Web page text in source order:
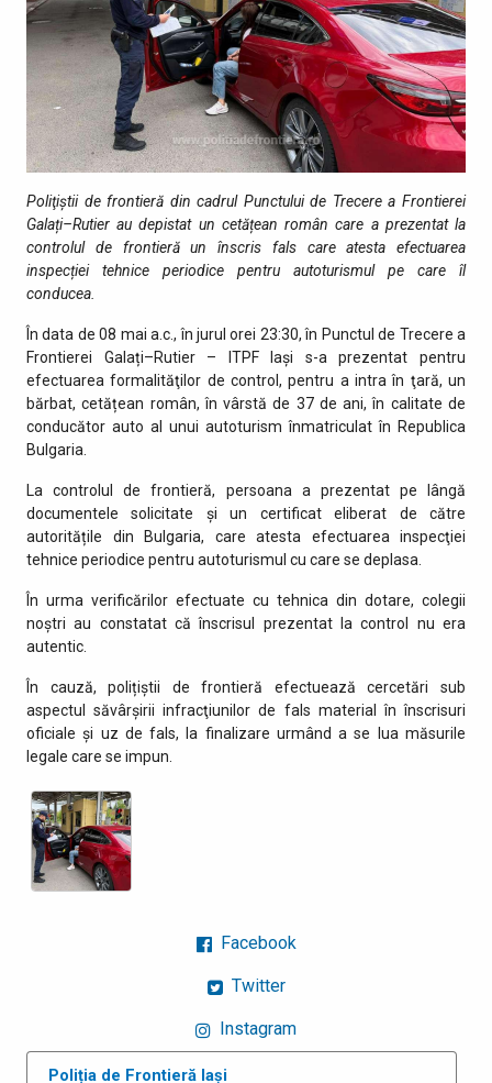
Poliţiştii de frontieră din cadrul Punctului de Trecere a Frontierei
Galați–Rutier au depistat un cetățean român care a prezentat la
controlul de frontieră un înscris fals care atesta efectuarea
inspecției tehnice periodice pentru autoturismul pe care îl
conducea.
În data de 08 mai a.c., în jurul orei 23:30, în Punctul de Trecere a
Frontierei Galați–Rutier – ITPF Iași s-a prezentat pentru
efectuarea formalităţilor de control, pentru a intra în ţară, un
bărbat, cetățean român, în vârstă de 37 de ani, în calitate de
conducător auto al unui autoturism înmatriculat în Republica
Bulgaria.
La controlul de frontieră, persoana a prezentat pe lângă
documentele solicitate și un certificat eliberat de către
autoritățile din Bulgaria, care atesta efectuarea inspecţiei
tehnice periodice pentru autoturismul cu care se deplasa.
În urma verificărilor efectuate cu tehnica din dotare, colegii
noștri au constatat că înscrisul prezentat la control nu era
autentic.
În cauză, polițiștii de frontieră efectuează cercetări sub
aspectul săvârşirii infracţiunilor de fals material în înscrisuri
oficiale și uz de fals, la finalizare urmând a se lua măsurile
legale care se impun.
Facebook
Twitter
Instagram
Poliția de Frontieră Iași